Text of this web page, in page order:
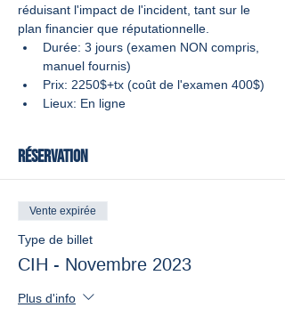
réduisant l'impact de l'incident, tant sur le
plan financier que réputationnelle.
Durée: 3 jours (examen NON compris,
manuel fournis)
Prix: 2250$+tx (coût de l'examen 400$)
Lieux: En ligne
Réservation
Vente expirée
Type de billet
CIH - Novembre 2023
Plus d'info